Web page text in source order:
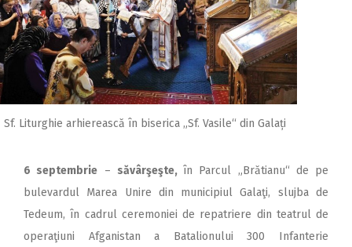
Sf. Liturghie arhierească în biserica „Sf. Vasile“ din Galați
6 septembrie – săvârşeşte, în Parcul „Brătianu“ de pe
bulevardul Marea Unire din municipiul Galaţi, slujba de
Tedeum, în cadrul ceremoniei de repatriere din teatrul de
operaţiuni Afganistan a Batalionului 300 Infanterie